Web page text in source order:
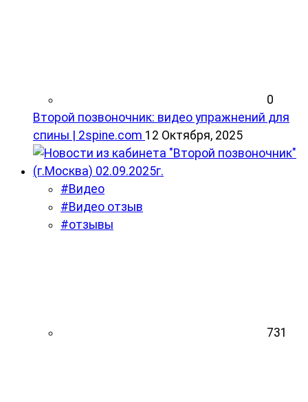
0
Второй позвоночник: видео упражнений для
спины | 2spine.com 12 Октября, 2025
#Видео
#Видео отзыв
#отзывы
731